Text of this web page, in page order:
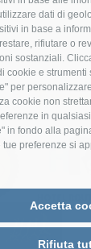
dati di
in base a
rifiutare o
sostanziali.
cookie e strumenti
per
cookie non
in
in fondo alla
tue preferenze si
Accetta
Rifiuta